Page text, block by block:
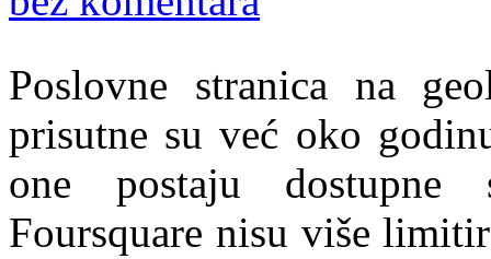
Poslovne stranica na
prisutne su već oko
one postaju dostupne
Foursquare nisu više